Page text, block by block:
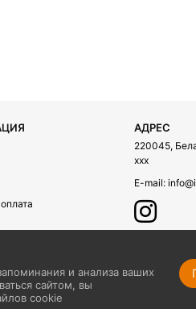
АДРЕС
220045,
xxx
E-mail:
и анализа ваших
сайтом, вы
cookie